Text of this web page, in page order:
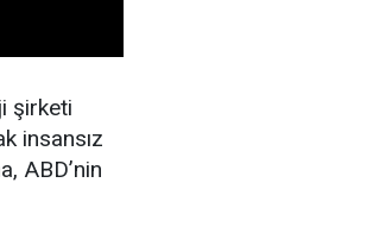
şirketi
insansız
ABD’nin